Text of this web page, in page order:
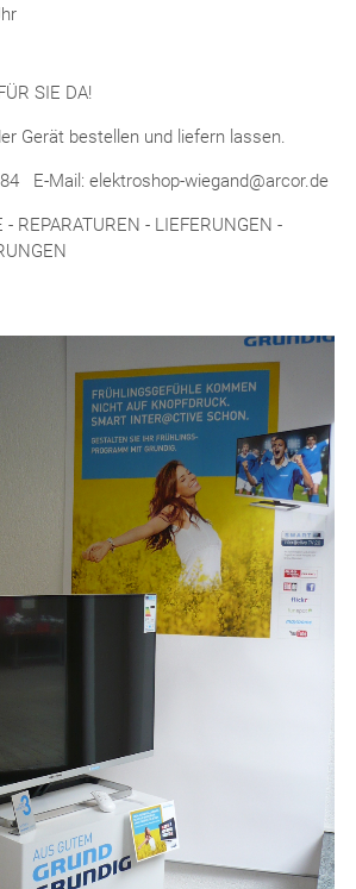
SIE DA!
Gerät bestellen und liefern lassen.
E-Mail: elektroshop-wiegand@arcor.de
REPARATUREN - LIEFERUNGEN -